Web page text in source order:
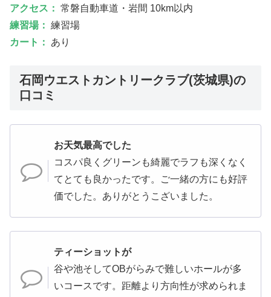
アクセス： 常磐自動車道・岩間 10km以内
練習場： 練習場
カート：
あり
石岡ウエストカントリークラブ(茨城県)の
口コミ
お天気最高でした
コスパ良くグリーンも綺麗でラフも深くなく
てとても良かったです。ご一緒の方にも好評
価でした。ありがとうこざいました。
ティーショットが
谷や池そしてOBがらみで難しいホールが多
いコースです。距離より方向性が求められま